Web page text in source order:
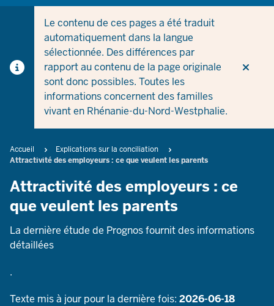
Le contenu de ces pages a été traduit
automatiquement dans la langue
sélectionnée. Des différences par
rapport au contenu de la page originale
sont donc possibles. Toutes les
informations concernent des familles
vivant en Rhénanie-du-Nord-Westphalie.
Breadcrumb
Accueil
Explications sur la conciliation
Attractivité des employeurs : ce que veulent les parents
Attractivité des employeurs : ce
que veulent les parents
La dernière étude de Prognos fournit des informations
détaillées
.
Texte mis à jour pour la dernière fois: 2026-06-18